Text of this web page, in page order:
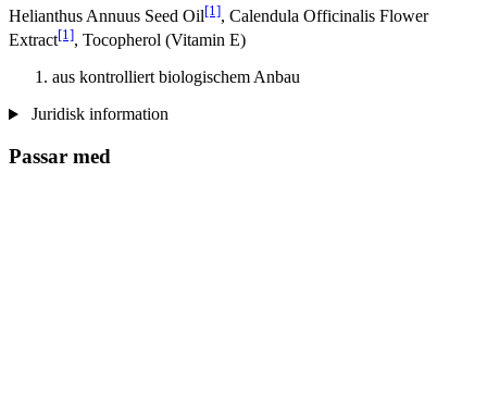
Helianthus Annuus Seed Oil[1], Calendula Officinalis Flower
Extract[1], Tocopherol (Vitamin E)
aus kontrolliert biologischem Anbau
Juridisk information
Passar med